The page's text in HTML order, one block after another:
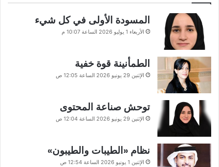
المسودة الأولى في كل شيء
الأربعاء 1 يوليو 2026 الساعة 10:07 م
الطمأنينة قوة خفية
الإثنين 29 يونيو 2026 الساعة 12:05 ص
توحش صناعة المحتوى
الإثنين 29 يونيو 2026 الساعة 12:04 ص
نظام «الطيبات والطيبون»
الإثنين 1 يونيو 2026 الساعة 12:54 ص